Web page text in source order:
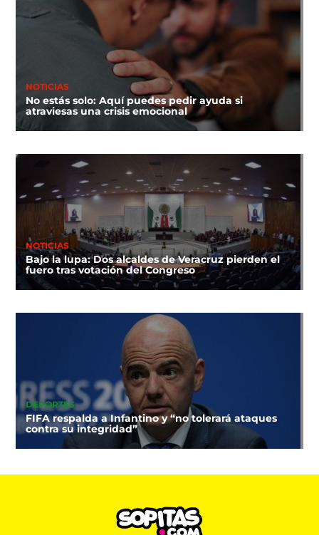
NOTICIAS
No estás solo: Aquí puedes pedir ayuda si
atraviesas una crisis emocional
NOTICIAS
Bajo la lupa: Dos alcaldes de Veracruz pierden el
fuero tras votación del Congreso
DEPORTES
FIFA respalda a Infantino y “no tolerará ataques
contra su integridad”